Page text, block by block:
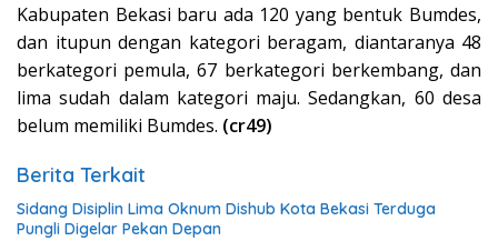
Kabupaten Bekasi baru ada 120 yang bentuk Bumdes,
dan itupun dengan kategori beragam, diantaranya 48
berkategori pemula, 67 berkategori berkembang, dan
lima sudah dalam kategori maju. Sedangkan, 60 desa
belum memiliki Bumdes. (cr49)
Berita Terkait
Sidang Disiplin Lima Oknum Dishub Kota Bekasi Terduga
Pungli Digelar Pekan Depan